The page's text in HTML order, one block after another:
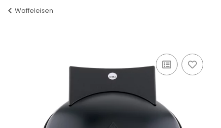
Waffeleisen